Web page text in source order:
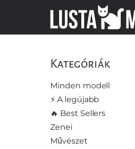
Kategóriák
Minden modell
⚡️ A legújabb
🔥 Best Sellers
Zenei
Művészet